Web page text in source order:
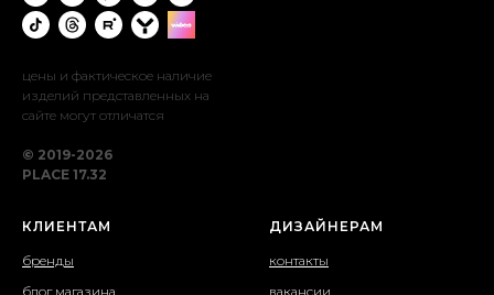
цены и фактическое наличие
изделий представленных на
сайте могут отличатся
© 2019-2026
PLACE 17.32
КЛИЕНТАМ
бренды
блог магазина
ДИЗАЙНЕРАМ
контакты
вакансии